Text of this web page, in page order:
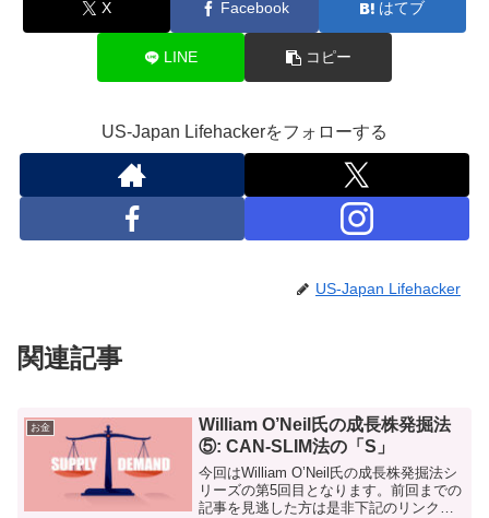
X Facebook はてブ
LINE コピー
US-Japan Lifehackerをフォローする
US-Japan Lifehacker
関連記事
お金
William O’Neil氏の成長株発掘法
⑤: CAN-SLIM法の「S」
今回はWilliam O’Neil氏の成長株発掘法シ
リーズの第5回目となります。前回までの
記事を見逃した方は是非下記のリンクか